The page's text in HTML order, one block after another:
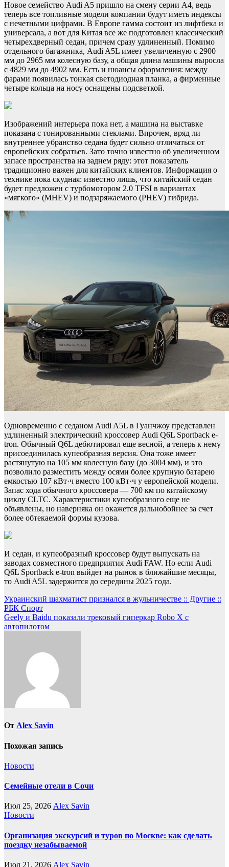
Новое семейство Audi A5 пришло на смену серии A4, ведь
теперь все топливные модели компании будут иметь индексы
с нечетными цифрами. В Европе гамма состоит из лифтбека и
универсала, а вот для Китая все же подготовлен классический
четырехдверный седан, причем сразу удлиненный. Помимо
отдельного багажника, Audi A5L имеет увеличенную с 2900
мм до 2965 мм колесную базу, а общая длина машины выросла
с 4829 мм до 4902 мм. Есть и нюансы оформления: между
фарами появилась тонкая светодиодная планка, а фирменные
четыре кольца на носу оснащены подсветкой.
Изображений интерьера пока нет, а машина на выставке
показана с тонированными стеклами. Впрочем, вряд ли
внутреннее убранство седана будет сильно отличаться от
европейских собратьев. Зато точно известно об увеличенном
запасе пространства на заднем ряду: этот показатель
традиционно важен для китайских клиентов. Информация о
технике пока скудная: известно лишь, что китайский седан
будет предложен с турбомотором 2.0 TFSI в вариантах
«мягкого» (MHEV) и подзаряжаемого (PHEV) гибрида.
Одновременно с седаном Audi A5L в Гуанчжоу представлен
удлиненный электрический кроссовер Audi Q6L Sportback e-
tron. Обычный Q6L дебютировал еще весной, а теперь к нему
присоединилась купеобразная версия. Она тоже имеет
растянутую на 105 мм колесную базу (до 3004 мм), и это
позволило разместить между осями более крупную батарею
емкостью 107 кВт·ч вместо 100 кВт·ч у европейской модели.
Запас хода обычного кроссовера — 700 км по китайскому
циклу CLTC. Характеристики купеобразного еще не
объявлены, но наверняка он окажется дальнобойнее за счет
более обтекаемой формы кузова.
И седан, и купеобразный кроссовер будут выпускать на
заводах совместного предприятия Audi FAW. Но если Audi
Q6L Sportback e-tron выйдет на рынок в ближайшие месяцы,
то Audi A5L задержится до середины 2025 года.
Навигация
по
записям
Украинский шахматист признался в жульничестве :: Другие ::
РБК Спорт
Geely и Baidu показали трековый гиперкар Robo X с
автопилотом
От Alex Savin
Похожая запись
Новости
Семейные отели в Сочи
Июл 25, 2026 Alex Savin
Новости
Организация экскурсий и туров по Москве: как сделать
поездку незабываемой
Июл 21, 2026 Alex Savin